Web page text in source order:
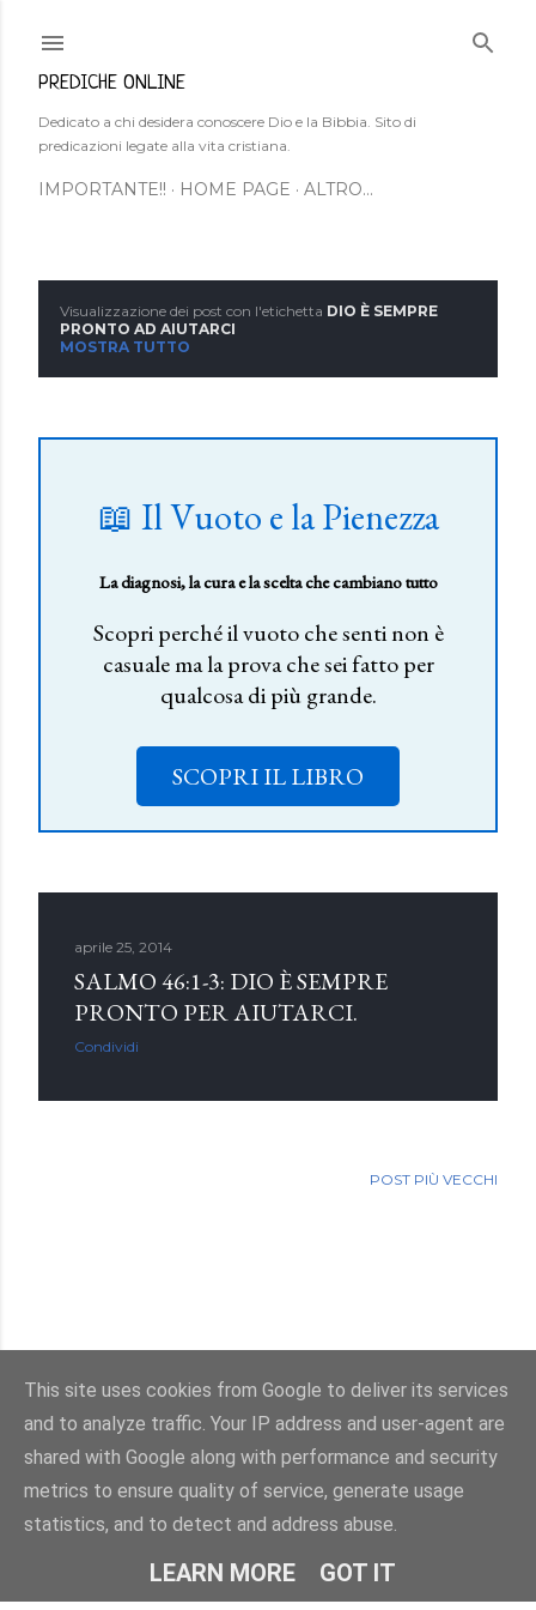
PREDICHE ONLINE
Dedicato a chi desidera conoscere Dio e la Bibbia. Sito di
predicazioni legate alla vita cristiana.
IMPORTANTE!! HOME PAGE ALTRO…
o
s
Visualizzazione dei post con l'etichetta DIO È SEMPRE
PRONTO AD AIUTARCI
MOSTRA TUTTO
📖 Il Vuoto e la Pienezza
La diagnosi, la cura e la scelta che cambiano tutto
Scopri perché il vuoto che senti non è
casuale ma la prova che sei fatto per
qualcosa di più grande.
SCOPRI IL LIBRO
aprile 25, 2014
SALMO 46:1-3: DIO È SEMPRE
PRONTO PER AIUTARCI.
Condividi
POST PIÙ VECCHI
Powered by Blogger
Immagini dei temi dienot-poloskun
© Salvatore Di Dio 2013-2026.Tutti i diritti sono riservati
This site uses cookies from Google to deliver its services
and to analyze traffic. Your IP address and user-agent are
shared with Google along with performance and security
metrics to ensure quality of service, generate usage
statistics, and to detect and address abuse.
LEARN MORE GOT IT